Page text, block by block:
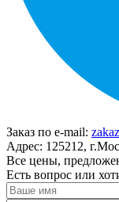
Заказ по e-mail:
Адрес: 125212,
Все цены,
Есть вопрос или